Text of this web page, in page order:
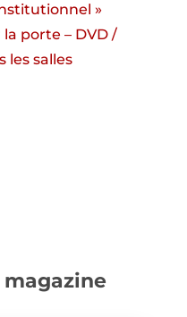
»
porte – DVD /
les salles